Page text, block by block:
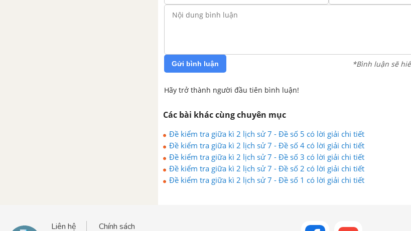
Gửi bình luận *Bình luận sẽ
Hãy trở thành người đầu tiên bình luận!
Các bài khác cùng chuyên mục
Đề kiểm tra giữa kì 2 lịch sử 7 - Đề số 5 có lời giải chi tiết
Đề kiểm tra giữa kì 2 lịch sử 7 - Đề số 4 có lời giải chi tiết
Đề kiểm tra giữa kì 2 lịch sử 7 - Đề số 3 có lời giải chi tiết
Đề kiểm tra giữa kì 2 lịch sử 7 - Đề số 2 có lời giải chi tiết
Đề kiểm tra giữa kì 2 lịch sử 7 - Đề số 1 có lời giải chi tiết
Liên hệ Chính sách